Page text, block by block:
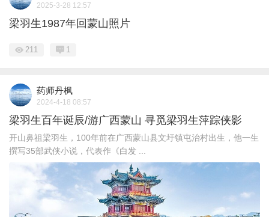
2025-3-28 12:57
梁羽生1987年回蒙山照片
211 1
药师丹枫
2024-4-18 08:57
梁羽生百年诞辰/游广西蒙山 寻觅梁羽生萍踪侠影
开山鼻祖梁羽生，100年前在广西蒙山县文圩镇屯治村出生，他一生
撰写35部武侠小说，代表作《白发 ...